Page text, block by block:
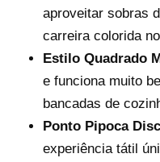
aproveitar sobras
carreira colorida
Estilo Quadrado
e funciona muito
bancadas de
Ponto Pipoca
experiência tátil